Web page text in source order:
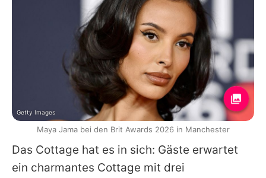
Das Cottage hat es in sich: Gäste erwartet
ein charmantes Cottage mit drei
Getty Images
Maya Jama bei den Brit Awards 2026 in Manchester